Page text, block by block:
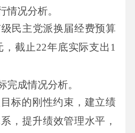
情况分析。
民主党派换届经费预算
，截止22年底实际支出1
完成情况分析。
标的刚性约束，建立绩
，提升绩效管理水平，